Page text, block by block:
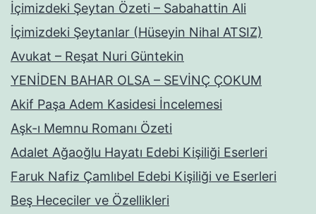
İçimizdeki Şeytan Özeti – Sabahattin Ali
İçimizdeki Şeytanlar (Hüseyin Nihal ATSIZ)
Avukat – Reşat Nuri Güntekin
YENİDEN BAHAR OLSA – SEVİNÇ ÇOKUM
Akif Paşa Adem Kasidesi İncelemesi
Aşk-ı Memnu Romanı Özeti
Adalet Ağaoğlu Hayatı Edebi Kişiliği Eserleri
Faruk Nafiz Çamlıbel Edebi Kişiliği ve Eserleri
Beş Hececiler ve Özellikleri